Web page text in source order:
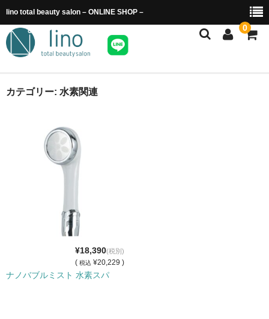
lino total beauty salon – ONLINE SHOP –
0
ホーム
ご利用ガイド
送料・配送について
カテゴリー: 水素関連
¥18,390(税別)
( 税込 ¥20,229 )
ナノバブルミスト 水素スパ